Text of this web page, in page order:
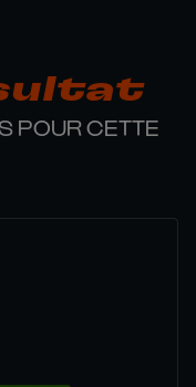
POUR CETTE